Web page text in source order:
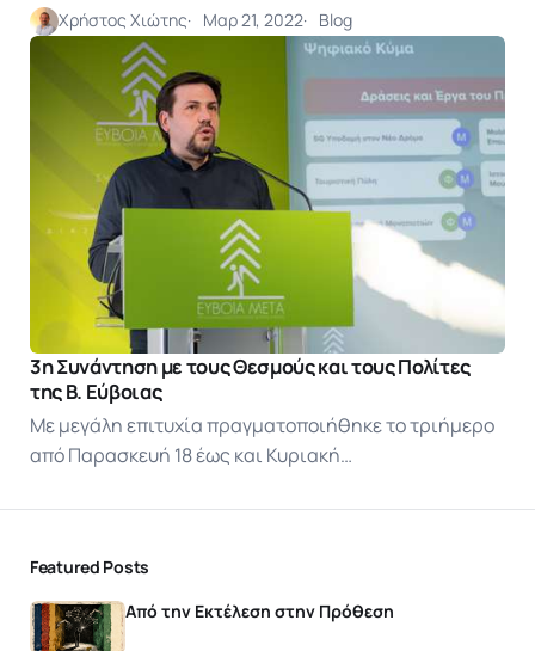
Χρήστος Χιώτης Μαρ 21, 2022 Blog
3η Συνάντηση με τους Θεσμούς και τους Πολίτες
της Β. Εύβοιας
Με μεγάλη επιτυχία πραγματοποιήθηκε το τριήμερο
από Παρασκευή 18 έως και Κυριακή…
Featured Posts
Από την Εκτέλεση στην Πρόθεση